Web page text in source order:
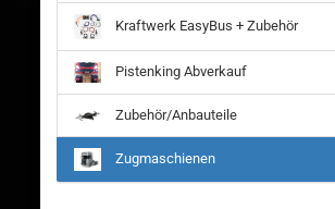
Kraftwerk EasyBus + Zubehör
Pistenking Abverkauf
Zubehör/Anbauteile
Zugmaschienen